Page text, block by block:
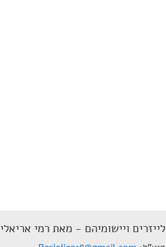
לייזרים ויישומיהם - מאת רמי אריאלי